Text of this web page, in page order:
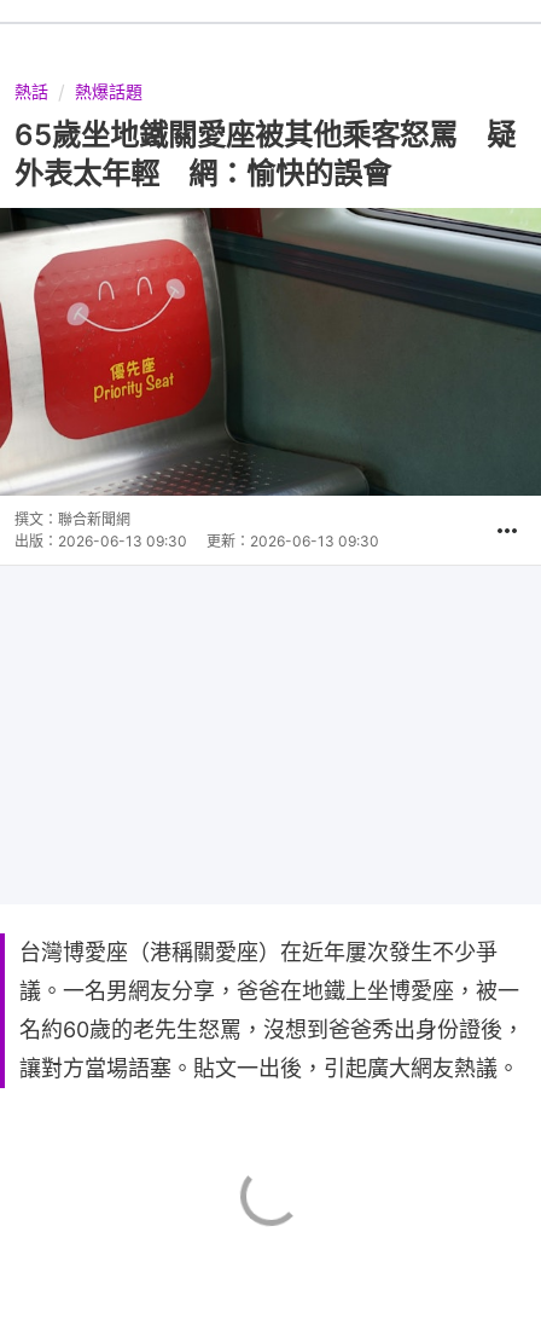
熱話 熱爆話題
65歲坐地鐵關愛座被其他乘客怒罵 疑
外表太年輕 網：愉快的誤會
撰文： 聯合新聞網
出版： 2026-06-13 09:30 更新： 2026-06-13 09:30
台灣博愛座（港稱關愛座）在近年屢次發生不少爭
議。一名男網友分享，爸爸在地鐵上坐博愛座，被一
名約60歲的老先生怒罵，沒想到爸爸秀出身份證後，
讓對方當場語塞。貼文一出後，引起廣大網友熱議。